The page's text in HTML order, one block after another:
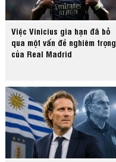
Việc Vinicius gia hạn đã bỏ
qua một vấn đề nghiêm trọng
của Real Madrid